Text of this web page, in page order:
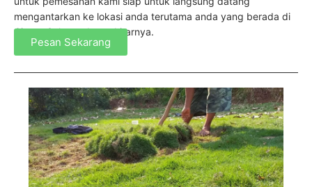
mengantarkan ke lokasi anda terutama anda yang berada di
Cipete Selatan dan sekitarnya.
Pesan Sekarang